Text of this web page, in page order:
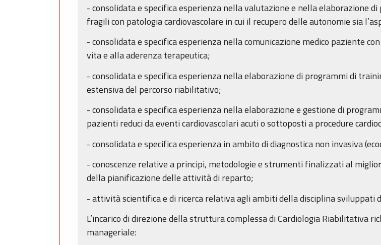
- consolidata e specifica esperienza nella valutazione e nella elaborazione
fragili con patologia cardiovascolare in cui il recupero delle autonomie sia
- consolidata e specifica esperienza nella comunicazione medico paziente
vita e alla aderenza terapeutica;
- consolidata e specifica esperienza nella elaborazione di programmi di
estensiva del percorso riabilitativo;
- consolidata e specifica esperienza nella elaborazione e gestione di
pazienti reduci da eventi cardiovascolari acuti o sottoposti a procedure
- consolidata e specifica esperienza in ambito di diagnostica non invasiva
- conoscenze relative a principi, metodologie e strumenti finalizzati al
della pianificazione delle attività di reparto;
- attività scientifica e di ricerca relativa agli ambiti della disciplina sviluppati
L’incarico di direzione della struttura complessa di Cardiologia Riabilitativa
manageriale: